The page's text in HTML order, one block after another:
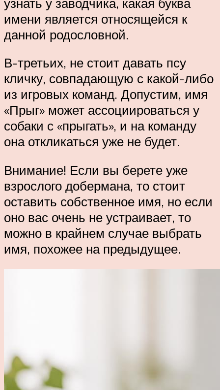
имени является относящейся к
данной родословной.
В-третьих, не стоит давать псу
кличку, совпадающую с какой-либо
из игровых команд. Допустим, имя
«Прыг» может ассоциироваться у
собаки с «прыгать», и на команду
она откликаться уже не будет.
Внимание! Если вы берете уже
взрослого добермана, то стоит
оставить собственное имя, но если
оно вас очень не устраивает, то
можно в крайнем случае выбрать
имя, похожее на предыдущее.